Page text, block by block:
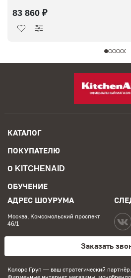
83 860 ₽
КАТАЛОГ
ПОКУПАТЕЛЮ
О KITCHENAID
ОБУЧЕНИЕ
АДРЕС ШОУРУМА
Москва, Комсомольский проспект
46/1
Заказать
Колорс Груп — ваш стратегический партнёр.